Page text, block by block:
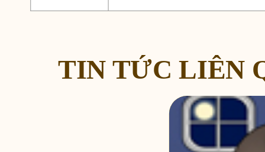
TIN TỨC LIÊN